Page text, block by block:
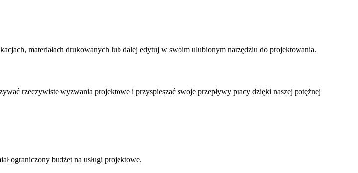
materiałach drukowanych lub dalej edytuj w swoim ulubionym narzędziu do projektowania.
rzeczywiste wyzwania projektowe i przyspieszać swoje przepływy pracy dzięki naszej potężnej
ograniczony budżet na usługi projektowe.